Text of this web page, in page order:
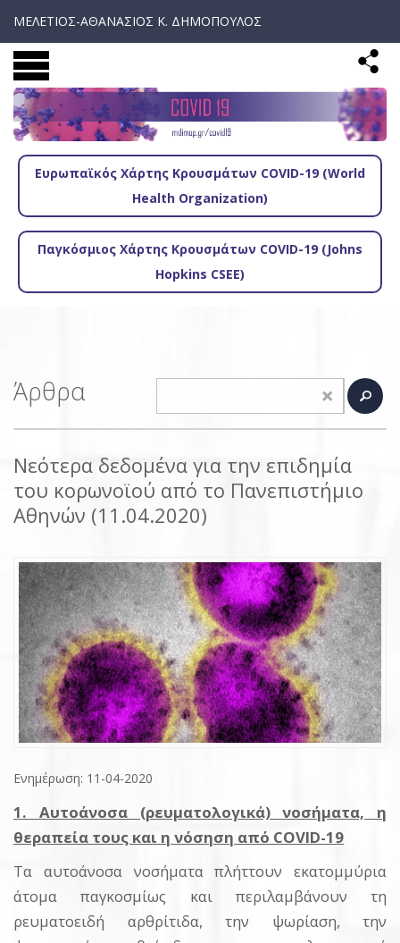
ΜΕΛΕΤΙΟΣ-ΑΘΑΝΑΣΙΟΣ Κ. ΔΗΜΟΠΟΥΛΟΣ
Ευρωπαϊκός Χάρτης Κρουσμάτων COVID-19 (World
Health Organization)
Παγκόσμιος Χάρτης Κρουσμάτων COVID-19 (Johns
Hopkins CSEE)
Άρθρα
Νεότερα δεδομένα για την επιδημία
του κορωνοϊού από το Πανεπιστήμιο
Αθηνών (11.04.2020)
Ενημέρωση: 11-04-2020
1. Αυτοάνοσα (ρευματολογικά) νοσήματα, η
θεραπεία τους και η νόσηση από COVID-19
Τα αυτοάνοσα νοσήματα πλήττουν εκατομμύρια
άτομα παγκοσμίως και περιλαμβάνουν τη
ρευματοειδή αρθρίτιδα, την ψωρίαση, την